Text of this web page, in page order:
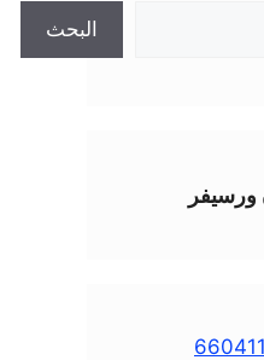
البحث
ورسيفر
سمارت 66041166